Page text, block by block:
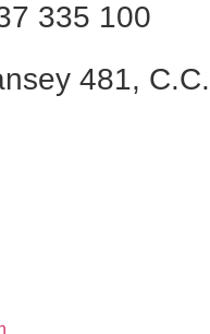
335 100
481, C.C.